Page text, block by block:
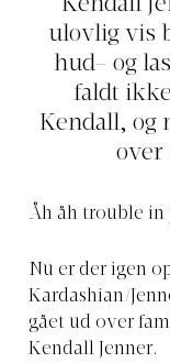
Kendall
ulovlig vis
hud- og
faldt
Kendall, og
over
Åh åh trouble in
Nu er der igen
Kardashian/
gået ud over
Kendall Jenner.